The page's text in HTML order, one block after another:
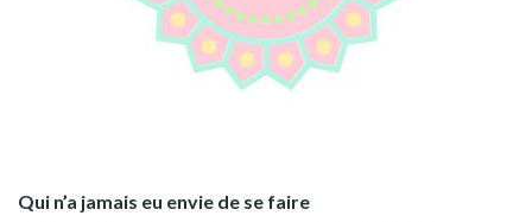
Qui n’a jamais eu envie de se faire